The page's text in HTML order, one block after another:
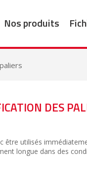
Nos produits
DES
être utilisés
longue dans des